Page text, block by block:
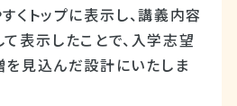
くトップに表示し、講義内容
表示したことで、入学志望
見込んだ設計にいたしま